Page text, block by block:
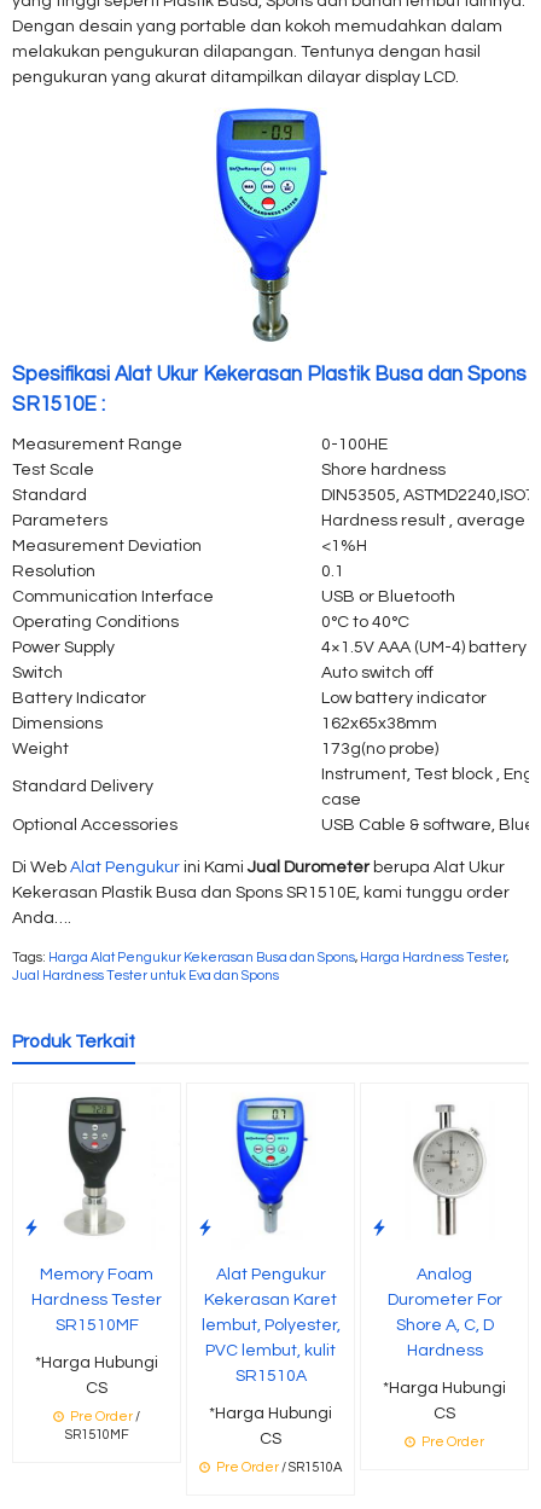
Dengan desain yang portable dan kokoh memudahkan dalam
melakukan pengukuran dilapangan. Tentunya dengan hasil
pengukuran yang akurat ditampilkan dilayar display LCD.
Spesifikasi Alat Ukur Kekerasan Plastik Busa dan Spons
SR1510E :
Measurement Range
0-100HE
Test Scale
Shore hardness
Standard
DIN53505,
Parameters
Hardness result , average
Measurement Deviation
<1%H
Resolution
0.1
Communication Interface
USB or Bluetooth
Operating Conditions
0°C to 40°C
Power Supply
4×1.5V AAA (UM-4) battery
Switch
Auto switch off
Battery Indicator
Low battery indicator
Dimensions
162x65x38mm
Weight
173g(no probe)
Standard Delivery
Instrument, Test block ,
case
Optional Accessories
USB Cable & software,
Di Web Alat Pengukur ini KamiJual Durometerberupa Alat Ukur
Kekerasan Plastik Busa dan Spons SR1510E, kami tunggu order
Anda….
Tags: Harga Alat Pengukur Kekerasan Busa dan Spons, Harga Hardness Tester,
Jual Hardness Tester untuk Eva dan Spons
Produk Terkait
Memory Foam
Hardness Tester
SR1510MF
*Harga Hubungi
CS
Pre Order /
SR1510MF
Alat Pengukur
Kekerasan Karet
lembut, Polyester,
PVC lembut, kulit
SR1510A
*Harga Hubungi
CS
Pre Order / SR1510A
Analog
Durometer For
Shore A, C, D
Hardness
*Harga Hubungi
CS
Pre Order